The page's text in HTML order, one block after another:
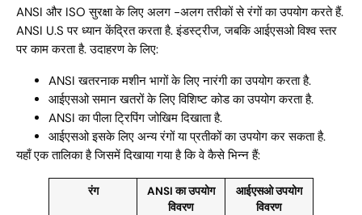
ANSI और ISO सुरक्षा के लिए अलग -अलग तरीकों से रंगों का उपयोग करते हैं.
ANSI U.S पर ध्यान केंद्रित करता है. इंडस्ट्रीज, जबकि आईएसओ विश्व स्तर
पर काम करता है. उदाहरण के लिए:
ANSI खतरनाक मशीन भागों के लिए नारंगी का उपयोग करता है.
आईएसओ समान खतरों के लिए विशिष्ट कोड का उपयोग करता है.
ANSI का पीला ट्रिपिंग जोखिम दिखाता है.
आईएसओ इसके लिए अन्य रंगों या प्रतीकों का उपयोग कर सकता है.
यहाँ एक तालिका है जिसमें दिखाया गया है कि वे कैसे भिन्न हैं:
रंग
ANSI का उपयोग
विवरण
आईएसओ उपयोग
विवरण